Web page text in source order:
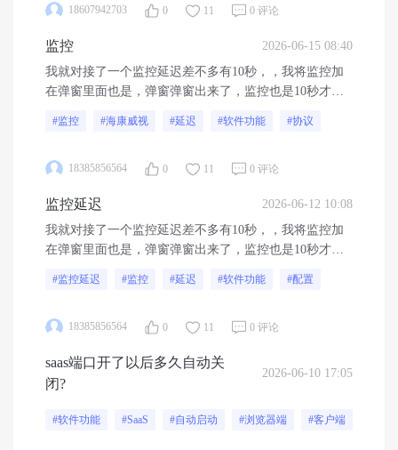
18607942703 0 11 0 评论
监控
2026-06-15 08:40
我就对接了一个监控延迟差不多有10秒，，我将监控加
在弹窗里面也是，弹窗弹窗出来了，监控也是10秒才显
康威视的，电脑配置：设备名 PURE-20260527MX 处理
带 RAM 32.0 GB (31.1 GB 可用) 存储 3.64 TB HDD
SN7100 1TB 显卡 NVIDIA GeForce RTX 5070 Ti (16 GB)
设备 ID 7257ABA7-7516-4D0E-BC91-67FFE62204CD 产
品 ID 00425-00000-00002-AA446 系统类型 64 位操作系
#监控 #海康威视 #延迟 #软件功能 #协议
18385856564 0 11 0 评论
监控延迟
2026-06-12 10:08
我就对接了一个监控延迟差不多有10秒，，我将监控加
在弹窗里面也是，弹窗弹窗出来了，监控也是10秒才显
康威视的，电脑配置：设备名 PURE-20260527MX 处理
带 RAM 32.0 GB (31.1 GB 可用) 存储 3.64 TB HDD
SN7100 1TB 显卡 NVIDIA GeForce RTX 5070 Ti (16 GB)
设备 ID 7257ABA7-7516-4D0E-BC91-67FFE62204CD 产
统, 基于 x64 的处理器，这个配置不可能卡...
#监控延迟 #监控 #延迟 #软件功能 #配置
18385856564 0 11 0 评论
saas端口开了以后多久自动关
闭?
2026-06-10 17:05
#软件功能 #SaaS #自动启动 #浏览器端 #客户端